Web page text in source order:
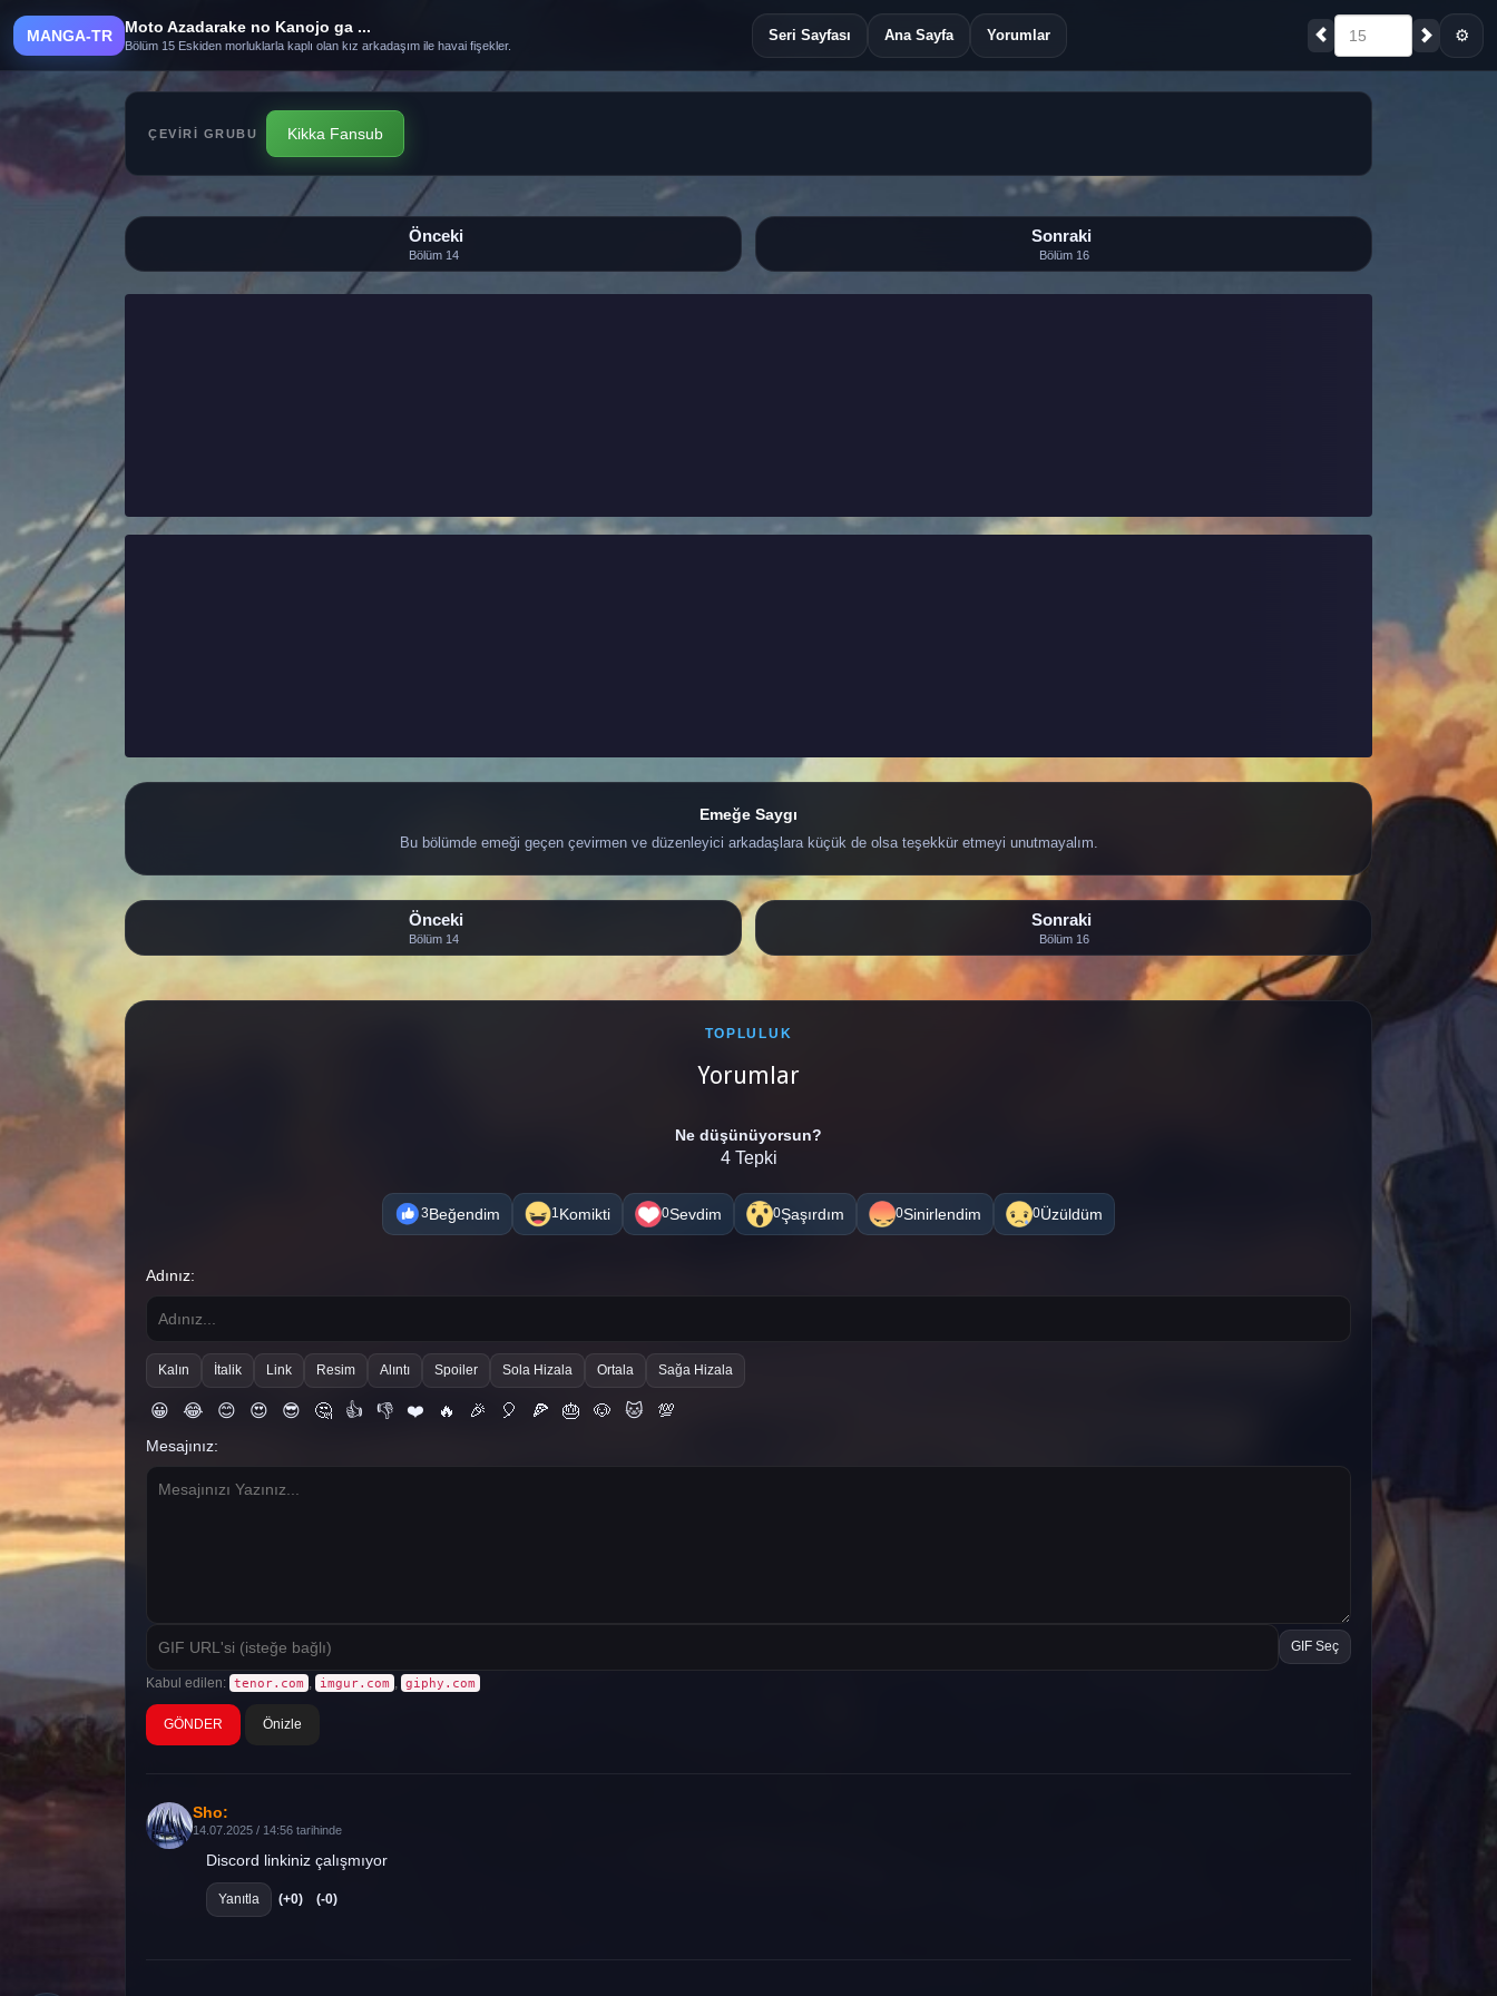
MANGA-TR Moto Azadarake no Kanojo ga ...
Bölüm 15 Eskiden morluklarla kaplı olan kız arkadaşım ile havai fişekler.
Seri Sayfası Ana Sayfa Yorumlar 15 ⚙
ÇEVIRI GRUBU Kikka Fansub
Önceki
Bölüm 14
Sonraki
Bölüm 16
Emeğe Saygı
Bu bölümde emeği geçen çevirmen ve düzenleyici arkadaşlara küçük de olsa teşekkür etmeyi unutmayalım.
Önceki
Bölüm 14
Sonraki
Bölüm 16
TOPLULUK
Yorumlar
Ne düşünüyorsun?
4 Tepki
3Beğendim 1Komikti 0Sevdim 0Şaşırdım 0Sinirlendim 0Üzüldüm
Adınız:
Kalın İtalik Link Resim Alıntı Spoiler Sola Hizala Ortala Sağa Hizala
😀 😂 😊 😍 😎 🤔 👍 👎 ❤️ 🔥 🎉 🎈 🍕 🎂 🐶 🐱 💯
Mesajınız:
GIF Seç
Kabul edilen: tenor.com imgur.com giphy.com
Önizle
Sho:
14.07.2025 / 14:56 tarihinde
Discord linkiniz çalışmıyor
Yanıtla (+0) (-0)